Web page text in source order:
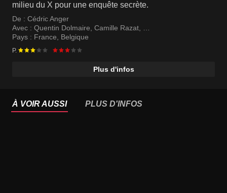
milieu du X pour une enquête secrète.
De : Cédric Anger
Avec : Quentin Dolmaire, Camille Razat,
Jesuthasan Antonythasan
Pays : France, Belgique
P.
Plus d'infos
À VOIR AUSSI PLUS D'INFOS